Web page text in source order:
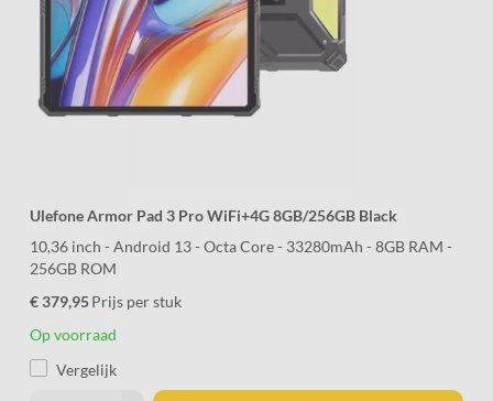
Ulefone Armor Pad 3 Pro WiFi+4G 8GB/256GB Black
10,36 inch - Android 13 - Octa Core - 33280mAh - 8GB RAM -
256GB ROM
€ 379,95Prijs per stuk
Op voorraad
Vergelijk